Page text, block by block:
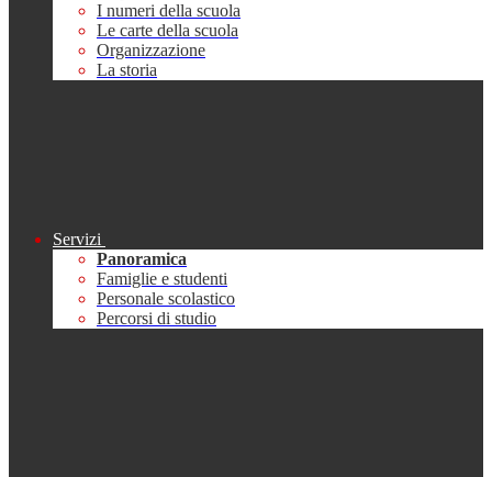
I numeri della scuola
Le carte della scuola
Organizzazione
La storia
Servizi
Panoramica
Famiglie e studenti
Personale scolastico
Percorsi di studio